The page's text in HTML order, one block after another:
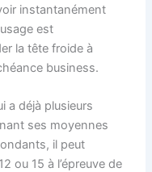
instantanément
est
la tête froide à
business.
a déjà plusieurs
ses moyennes
il peut
ou 15 à l’épreuve de